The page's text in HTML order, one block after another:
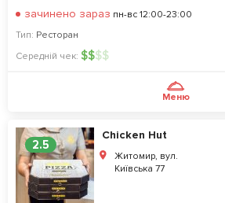
зачинено зараз пн-вс 12:00-23:00
Тип: Ресторан
Середній чек: $$$$
Меню
2.5
Chicken Hut
Житомир, вул.
Київська 77